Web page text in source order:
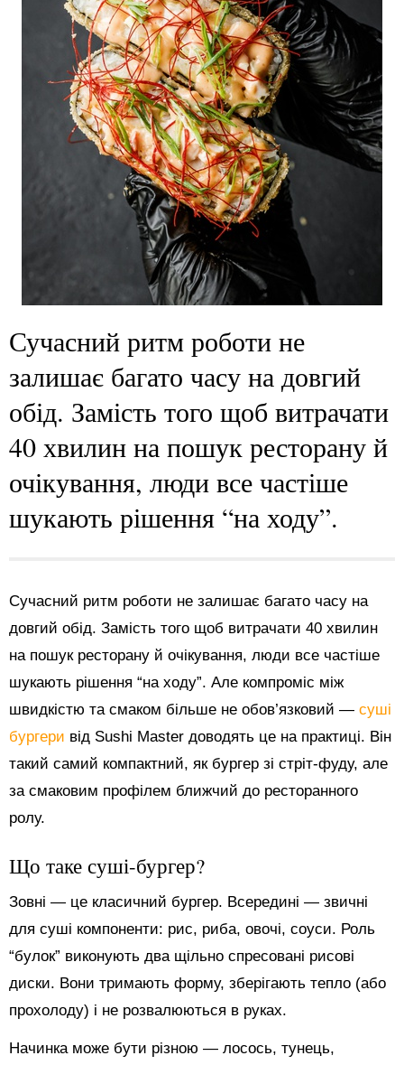
Сучасний ритм роботи не
залишає багато часу на довгий
обід. Замість того щоб витрачати
40 хвилин на пошук ресторану й
очікування, люди все частіше
шукають рішення “на ходу”.
Сучасний ритм роботи не залишає багато часу на
довгий обід. Замість того щоб витрачати 40 хвилин
на пошук ресторану й очікування, люди все частіше
шукають рішення “на ходу”. Але компроміс між
швидкістю та смаком більше не обов’язковий — суші
бургери від Sushi Master доводять це на практиці. Він
такий самий компактний, як бургер зі стріт-фуду, але
за смаковим профілем ближчий до ресторанного
ролу.
Що таке суші-бургер?
Зовні — це класичний бургер. Всередині — звичні
для суші компоненти: рис, риба, овочі, соуси. Роль
“булок” виконують два щільно спресовані рисові
диски. Вони тримають форму, зберігають тепло (або
прохолоду) і не розвалюються в руках.
Начинка може бути різною — лосось, тунець,